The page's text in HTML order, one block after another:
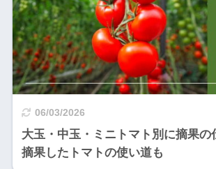
06/03/2026
大玉・中玉・ミニトマト別に摘果の
摘果したトマトの使い道も